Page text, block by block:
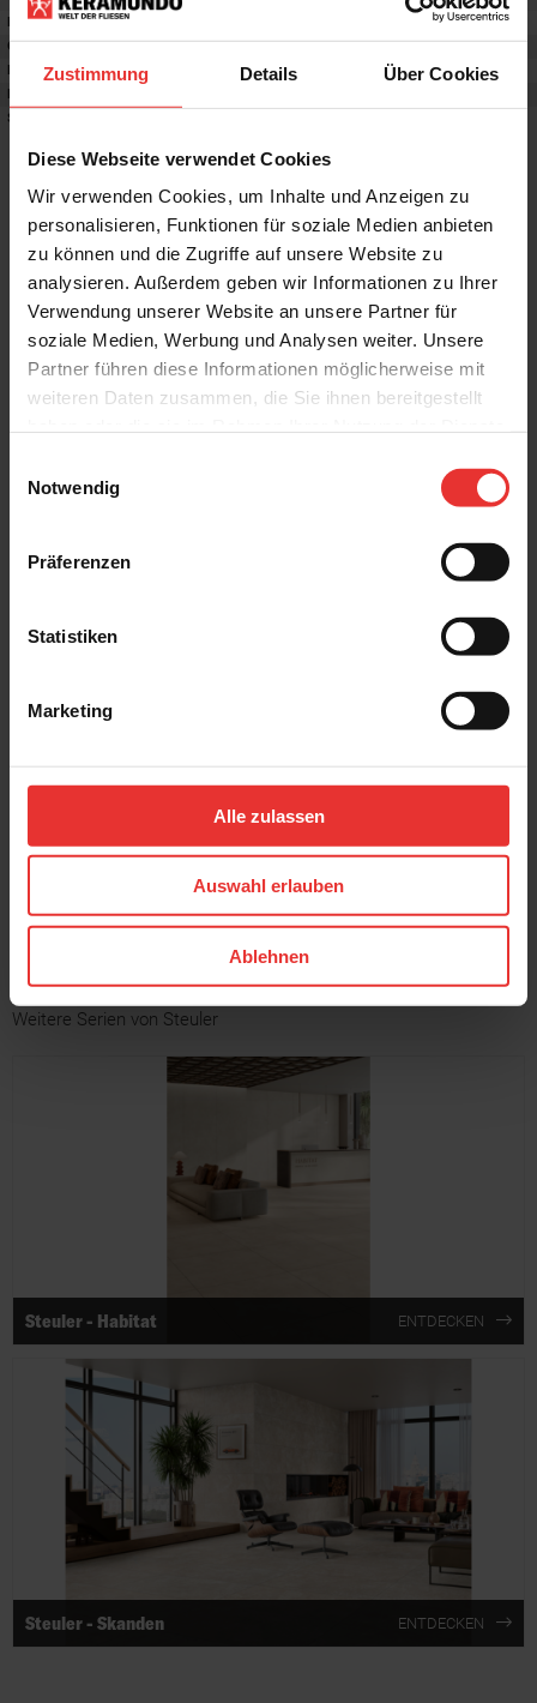
Zustimmung Details Über Cookies
Diese Webseite verwendet Cookies
Wir verwenden Cookies, um Inhalte und Anzeigen zu
personalisieren, Funktionen für soziale Medien anbieten
zu können und die Zugriffe auf unsere Website zu
analysieren. Außerdem geben wir Informationen zu Ihrer
Verwendung unserer Website an unsere Partner für
soziale Medien, Werbung und Analysen weiter. Unsere
Partner führen diese Informationen möglicherweise mit
weiteren Daten zusammen, die Sie ihnen bereitgestellt
Notwendig
Präferenzen
Statistiken
Marketing
Alle zulassen
Auswahl erlauben
Ablehnen
Farbton:
Oberfläche:
matt
Rektifiziert:
ja
Rutschhemmwert
Stilrichtung
Weitere Produkte aus der Serie
Chamonix
Chamonix
Chamonix
stone - matt
Weitere Serien von Steuler
Steuler - Habitat ENTDECKEN
Steuler - Skanden ENTDECKEN